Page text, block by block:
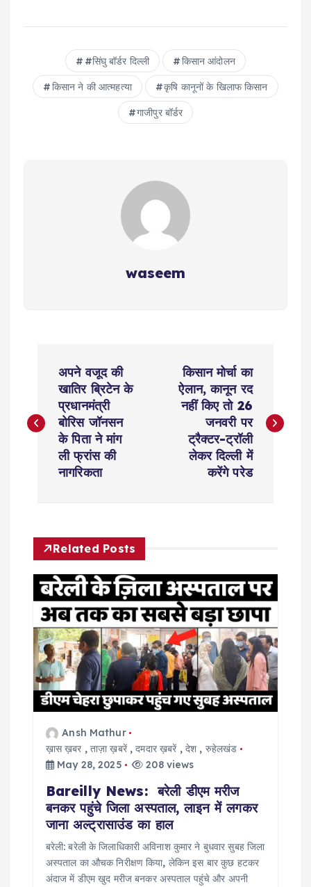
#सिंघु बॉर्डर दिल्ली क‍िसान आंदोलन
क‍िसान ने की आत्‍महत्‍या कृषि कानूनों के खिलाफ किसान
गाजीपुर बॉर्डर
waseem
s
a
v
g
a
t
अपने वजूद की
खातिर ब्रिटेन के
प्रधानमंत्री
बोरिस जॉनसन
के पिता ने मांग
ली फ्रांस की
नागरिकता
किसान मोर्चा का
ऐलान, कानून रद
नहीं किए तो 26
जनवरी पर
ट्रैक्टर-ट्रॉली
लेकर दिल्ली में
करेंगे परेड
Related Posts
Ansh Mathur
ख़ास ख़बर ,ताज़ा ख़बरें,दमदार ख़बरें , देश , रुहेलखंड
May 28, 2025
208 views
Bareilly News: बरेली डीएम मरीज
बनकर पहुंचे जिला अस्पताल, लाइन में लगकर
जाना अल्ट्रासाउंड का हाल
बरेली: बरेली के जिलाधिकारी अविनाश कुमार ने बुधवार सुबह जिला
अस्पताल का औचक निरीक्षण किया, लेकिन इस बार कुछ हटकर
अंदाज में डीएम खुद मरीज बनकर अस्पताल पहुंचे और अपनी